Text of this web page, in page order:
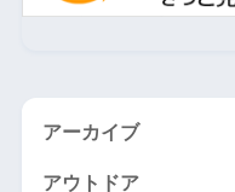
アーカイブ
アウトドア